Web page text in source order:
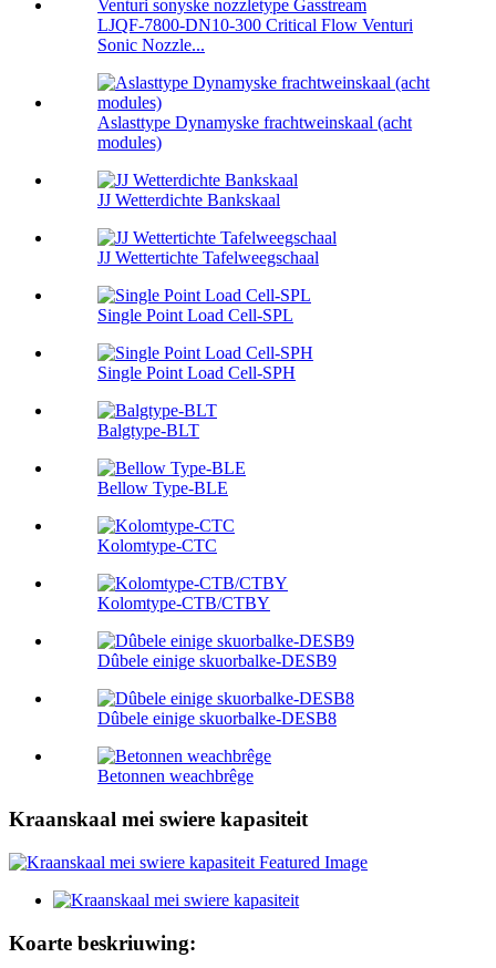
LJQF-7800-DN10-300 Critical Flow Venturi
Sonic Nozzle...
Aslasttype Dynamyske frachtweinskaal (acht
modules)
JJ Wetterdichte Bankskaal
JJ Wettertichte Tafelweegschaal
Single Point Load Cell-SPL
Single Point Load Cell-SPH
Balgtype-BLT
Bellow Type-BLE
Kolomtype-CTC
Kolomtype-CTB/CTBY
Dûbele einige skuorbalke-DESB9
Dûbele einige skuorbalke-DESB8
Betonnen weachbrêge
Kraanskaal mei swiere kapasiteit
Koarte beskriuwing: